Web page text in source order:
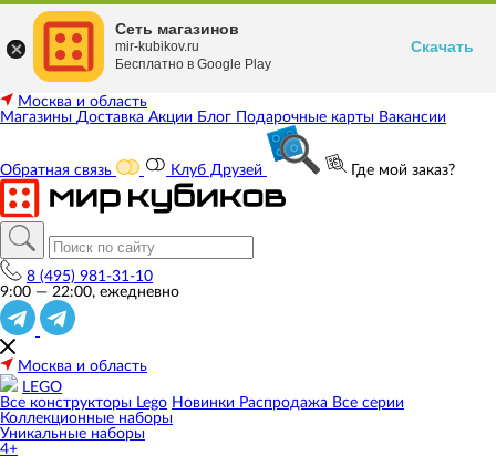
Москва и область
Магазины Доставка Акции Блог Подарочные карты Вакансии
Обратная связь Клуб Друзей Где мой заказ?
8 (495) 981-31-10
9:00 — 22:00, ежедневно
Москва и область
LEGO
Все конструкторы Lego Новинки Распродажа Все серии
Коллекционные наборы
Уникальные наборы
4+
Сеть магазинов
mir-kubikov.ru
Бесплатно в Google Play
Скачать